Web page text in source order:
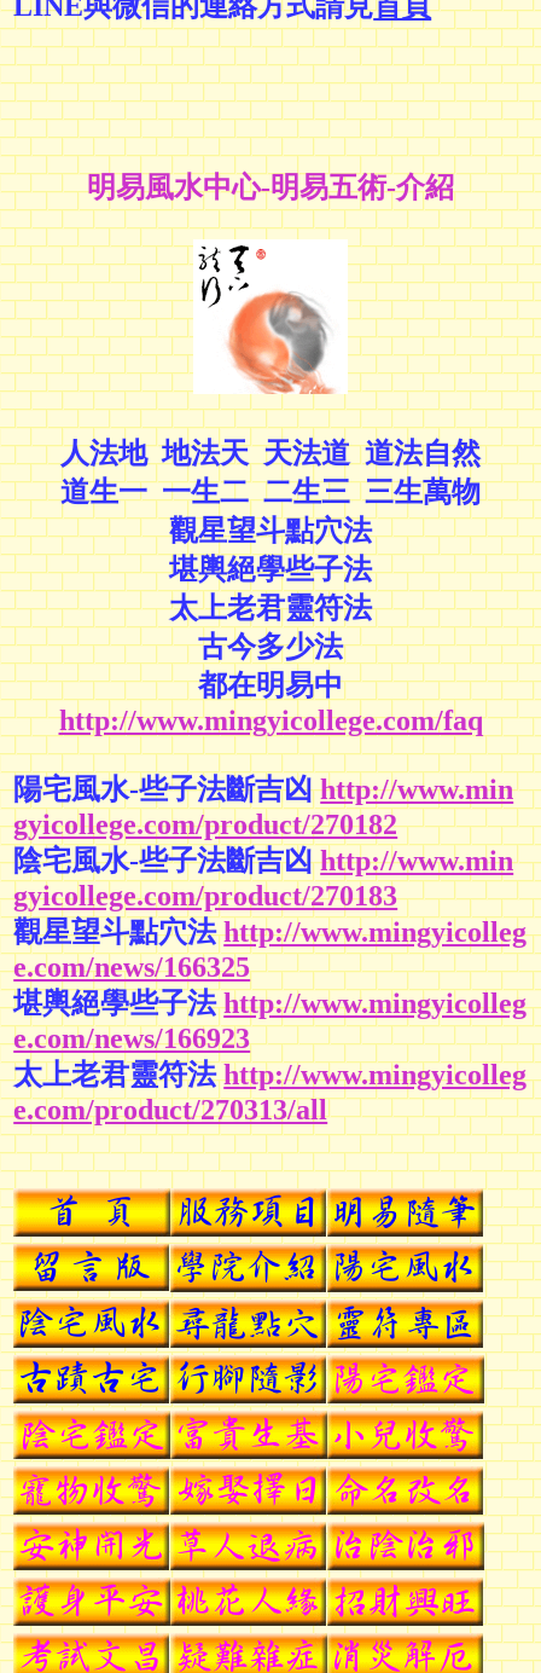
明易風水中心-明易五術-介紹
人法地 地法天 天法道 道法自然
道生一 一生二 二生三 三生萬物
觀星望斗點穴法
堪輿絕學些子法
太上老君靈符法
古今多少法
都在明易中
http://www.mingyicollege.com/faq
陽宅風水-些子法斷吉凶http://www.min
gyicollege.com/product/270182
陰宅風水-些子法斷吉凶http://www.min
gyicollege.com/product/270183
觀星望斗點穴法http://www.mingyicolleg
e.com/news/166325
堪輿絕學些子法http://www.mingyicolleg
e.com/news/166923
太上老君靈符法http://www.mingyicolleg
e.com/product/270313/all